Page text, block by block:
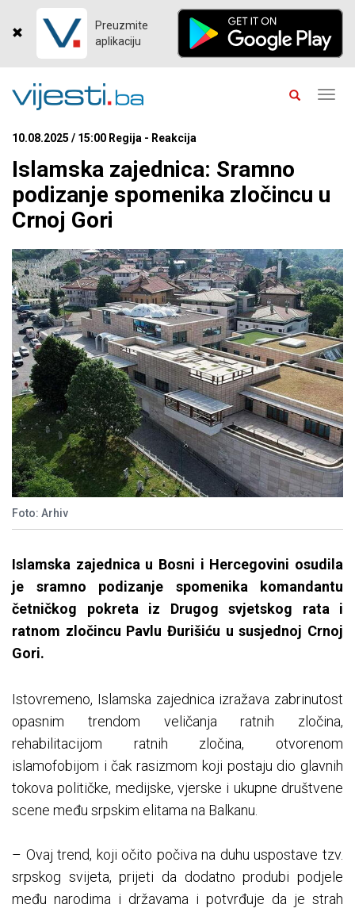
Preuzmite
aplikaciju
10.08.2025 / 15:00 Regija - Reakcija
Islamska zajednica: Sramno
podizanje spomenika zločincu u
Crnoj Gori
Foto: Arhiv
Islamska zajednica u Bosni i Hercegovini osudila
je sramno podizanje spomenika komandantu
četničkog pokreta iz Drugog svjetskog rata i
ratnom zločincu Pavlu Đurišiću u susjednoj Crnoj
Gori.
Istovremeno, Islamska zajednica izražava zabrinutost
opasnim trendom veličanja ratnih zločina,
rehabilitacijom ratnih zločina, otvorenom
islamofobijom i čak rasizmom koji postaju dio glavnih
tokova političke, medijske, vjerske i ukupne društvene
scene među srpskim elitama na Balkanu.
– Ovaj trend, koji očito počiva na duhu uspostave tzv.
srpskog svijeta, prijeti da dodatno produbi podjele
među narodima i državama i potvrđuje da je strah